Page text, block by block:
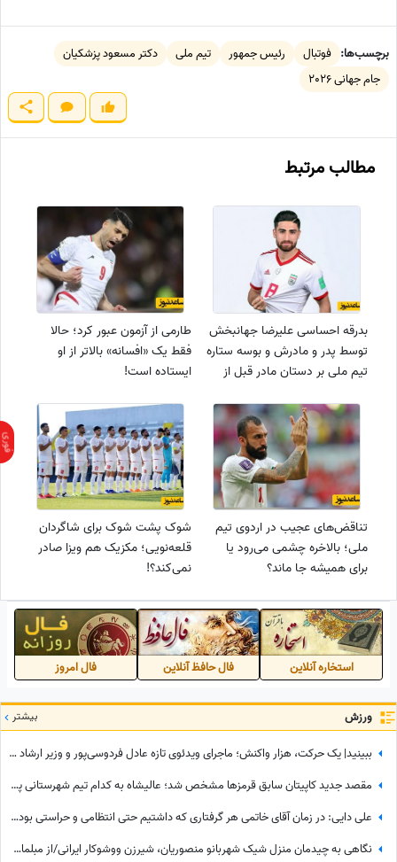
برچسب‌ها: فوتبال رئیس جمهور تیم ملی
دکتر مسعود پزشکیان
جام جهانی 2026
مطالب مرتبط
بدرقه احساسی علیرضا جهانبخش
توسط پدر و مادرش و بوسه ستاره
تیم ملی بر دستان مادر قبل از
طارمی از آزمون عبور کرد؛ حالا
فقط یک «افسانه» بالاتر از او
ایستاده است!
تناقض‌های عجیب در اردوی تیم
ملی؛ بالاخره چشمی می‌رود یا
برای همیشه جا ماند؟
شوک پشت شوک برای شاگردان
قلعه‌نویی؛ مکزیک هم ویزا صادر
نمی‌کند؟!
استخاره آنلاین فال حافظ آنلاین فال امروز
ورزش بیشتر
ببینید| یک حرکت، هزار واکنش؛ ماجرای ویدئوی تازه عادل فردوسی‌پور و وزیر ارشاد در مراسم ختم اکبر عبدی چیست؟
مقصد جدید کاپیتان سابق قرمزها مشخص شد؛ عالیشاه به کدام تیم شهرستانی پیوست؟
علی دایی: در زمان آقای خاتمی هر گرفتاری‌ که داشتیم حتی انتظامی و حراستی بود، ایشان به راحتی حل می‌کردند درباره پاداش هم به تمام قولشان عمل کردند و...
نگاهی به چیدمان منزل شیک شهربانو منصوریان، شیرزن ووشوکار ایرانی/از مبلمان مدرن و پرده اعیانی تا فرش آبی فیروزه‌ای